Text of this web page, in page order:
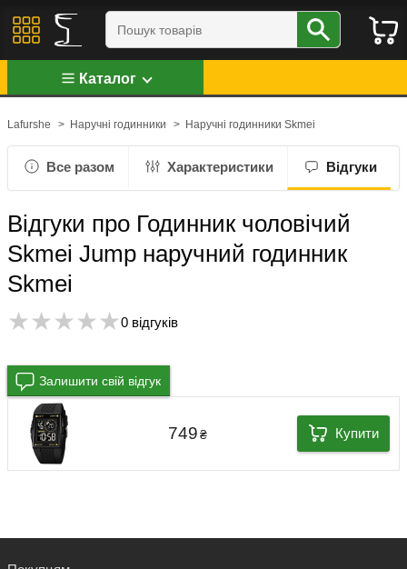
Каталог
Lafurshe > Наручні годинники > Наручні годинники Skmei
Все разом Характеристики Відгуки
Відгуки про Годинник чоловічий
Skmei Jump наручний годинник
Skmei
0 відгуків
Залишити свій відгук
749₴ Купити